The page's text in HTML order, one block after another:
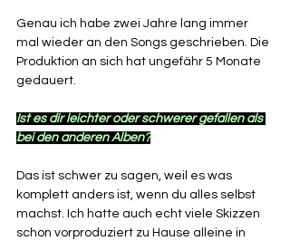
Genau ich habe zwei Jahre lang immer
mal wieder an den Songs geschrieben. Die
Produktion an sich hat ungefähr 5 Monate
gedauert.
Ist es dir leichter oder schwerer gefallen als
bei den anderen Alben?
Das ist schwer zu sagen, weil es was
komplett anders ist, wenn du alles selbst
machst. Ich hatte auch echt viele Skizzen
schon vorproduziert zu Hause alleine in